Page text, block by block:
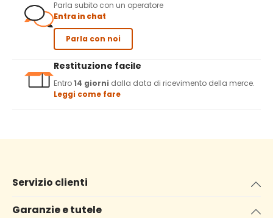
Parla subito con un operatore
Entra in chat
Parla con noi
Restituzione facile
Entro14 giorni dalla data di ricevimento della merce.
Leggi come fare
Servizio clienti
Garanzie e tutele